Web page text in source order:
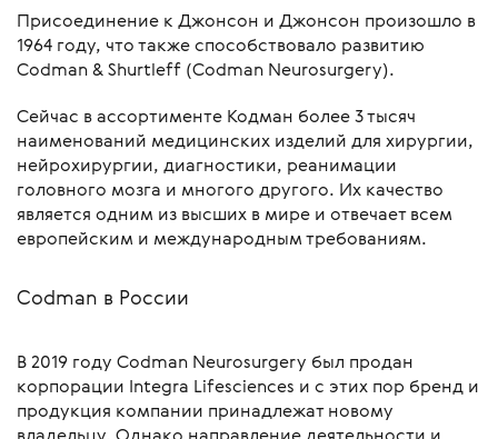
Присоединение к Джонсон и Джонсон произошло в
1964 году, что также способствовало развитию
Codman & Shurtleff (Codman Neurosurgery).
Сейчас в ассортименте Кодман более 3 тысяч
наименований медицинских изделий для хирургии,
нейрохирургии, диагностики, реанимации
головного мозга и многого другого. Их качество
является одним из высших в мире и отвечает всем
европейским и международным требованиям.
Codman в России
В 2019 году Codman Neurosurgery был продан
корпорации Integra Lifesciences и с этих пор бренд и
продукция компании принадлежат новому